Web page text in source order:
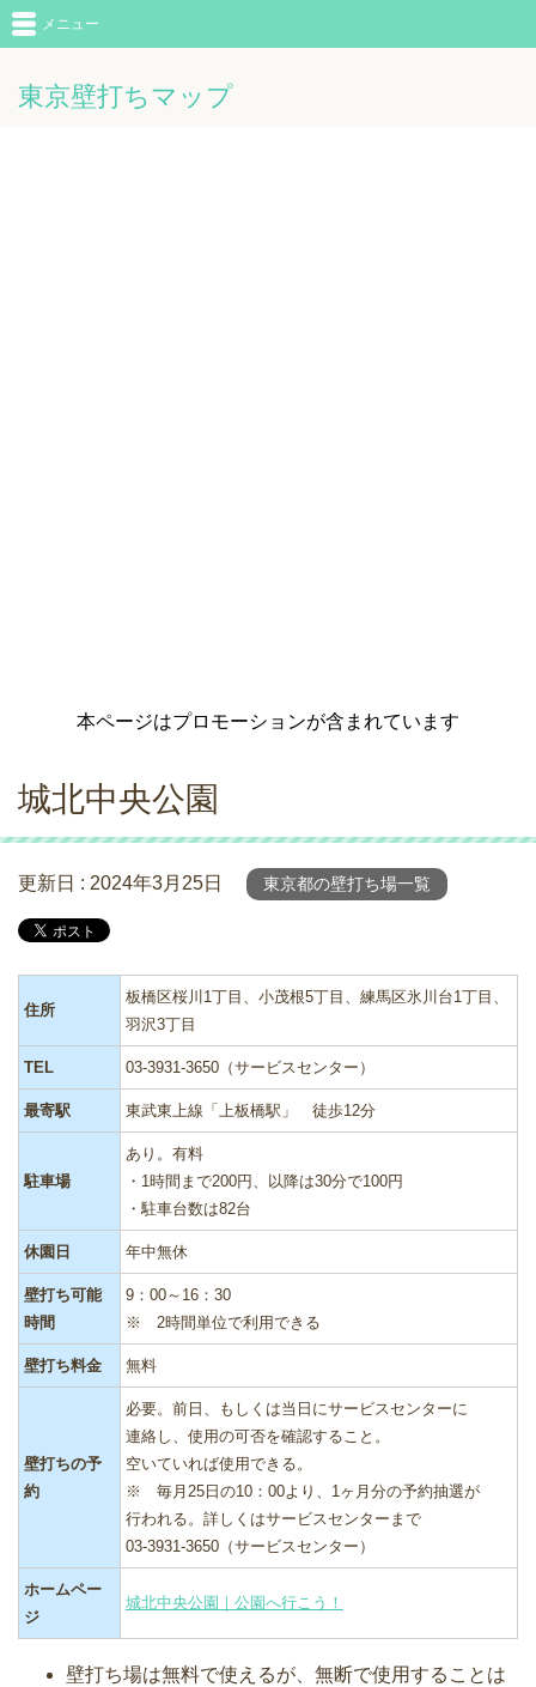
東京壁打ちマップ
メニュー
本ページはプロモーションが含まれています
城北中央公園
更新日 : 2024年3月25日 東京都の壁打ち場一覧
住所
板橋区桜川1丁目、小茂根5丁目、練馬区氷川台1丁目、
羽沢3丁目
TEL 03-3931-3650（サービスセンター）
最寄駅 東武東上線「上板橋駅」 徒歩12分
駐車場
あり。有料
・1時間まで200円、以降は30分で100円
・駐車台数は82台
休園日 年中無休
壁打ち可能
時間
9：00～16：30
※ 2時間単位で利用できる
壁打ち料金 無料
壁打ちの予
約
必要。前日、もしくは当日にサービスセンターに
連絡し、使用の可否を確認すること。
空いていれば使用できる。
※ 毎月25日の10：00より、1ヶ月分の予約抽選が
行われる。詳しくはサービスセンターまで
03-3931-3650（サービスセンター）
ホームペー
ジ
城北中央公園｜公園へ行こう！
壁打ち場は無料で使えるが、無断で使用することは